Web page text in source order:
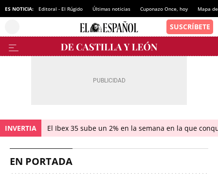
ES NOTICIA: Editoral - El Rúgido Últimas noticias Cuponazo Once, hoy Mapa
INVERTIA El Ibex 35 sube un 2% en la semana en la que
EN PORTADA